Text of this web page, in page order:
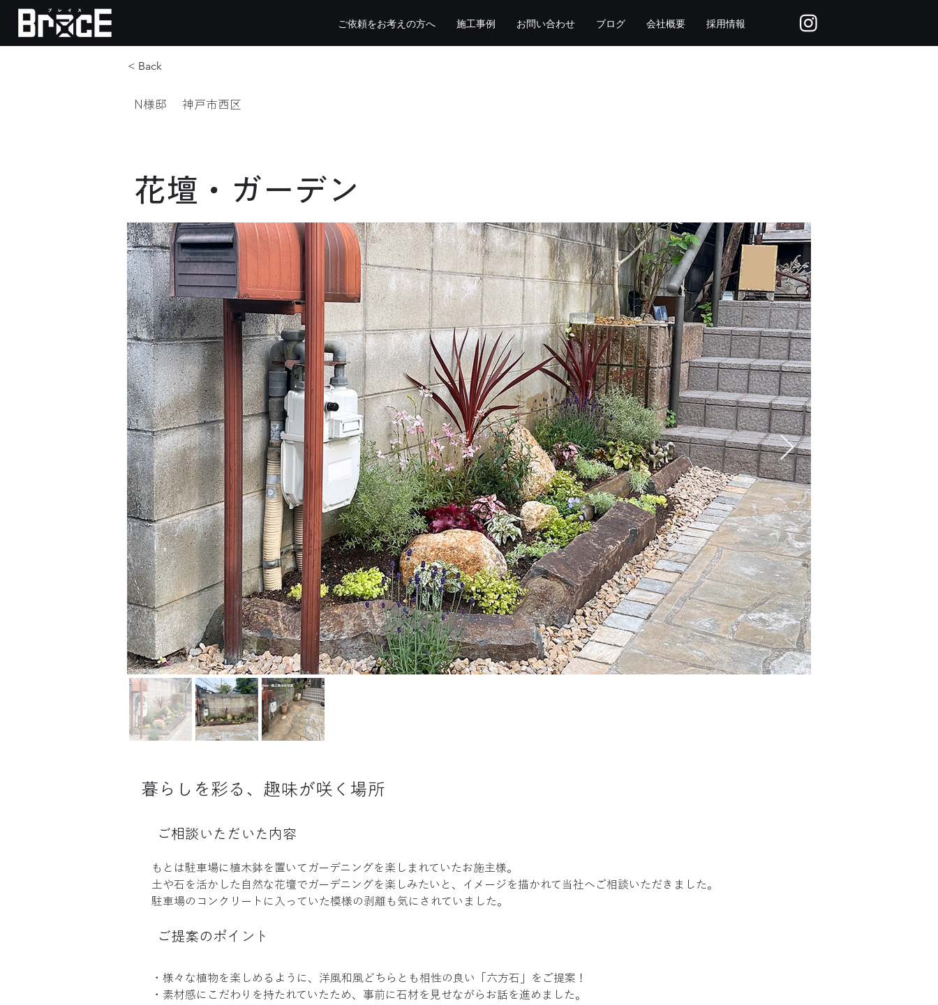
ご依頼をお考えの方へ 施工事例 お問い合わせ ブログ 会社概要 採用情報
< Back
N様邸 神戸市西区
花壇・ガーデン
暮らしを彩る、趣味が咲く場所
ご相談いただいた内容
もとは駐車場に植木鉢を置いてガーデニングを楽しまれていたお施主様。
土や石を活かした自然な花壇でガーデニングを楽しみたいと、イメージを描かれて当社へご相談いただきました。
駐車場のコンクリートに入っていた模様の剥離も気にされていました。
ご提案のポイント
・様々な植物を楽しめるように、洋風和風どちらとも相性の良い「六方石」をご提案！
・素材感にこだわりを持たれていたため、事前に石材を見せながらお話を進めました。